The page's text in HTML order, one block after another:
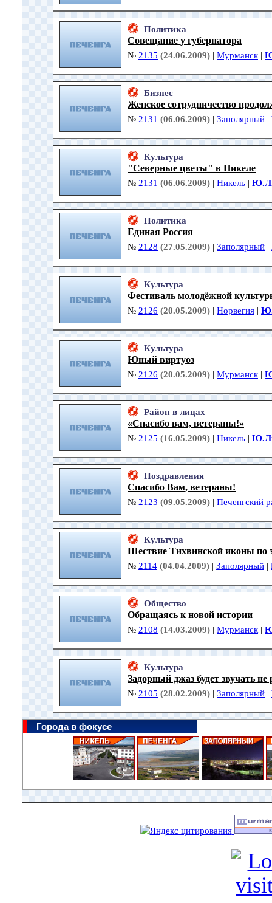
Политика
Совещание у губернатора
№ 2135 (24.06.2009) | Мурманск |
Бизнес
Женское сотрудничество
№ 2131 (06.06.2009) | Заполярный |
Культура
"Северные цветы" в Никеле
№ 2131 (06.06.2009) | Никель |
Политика
Единая Россия
№ 2128 (27.05.2009) | Заполярный |
Культура
Фестиваль молодёжной
№ 2126 (20.05.2009) | Норвегия |
Культура
Юный виртуоз
№ 2126 (20.05.2009) | Мурманск |
Район в лицах
«Спасибо вам, ветераны!»
№ 2125 (16.05.2009) | Никель |
Поздравления
Спасибо Вам, ветераны!
№ 2123 (09.05.2009) | Печенгский
Культура
Шествие Тихвинской иконы по
№ 2114 (04.04.2009) | Заполярный |
Общество
Обращаясь к новой истории
№ 2108 (14.03.2009) | Мурманск |
Культура
Задорный джаз будет звучать не
№ 2105 (28.02.2009) | Заполярный |
Города в фокусе